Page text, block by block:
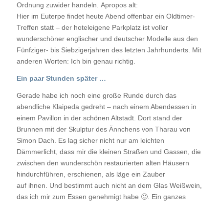
Ordnung zuwider handeln. Apropos alt:
Hier im Euterpe findet heute Abend offenbar ein Oldtimer-
Treffen statt – der hoteleigene Parkplatz ist voller
wunderschöner englischer und deutscher Modelle aus den
Fünfziger- bis Siebzigerjahren des letzten Jahrhunderts. Mit
anderen Worten: Ich bin genau richtig.
Ein paar Stunden später …
Gerade habe ich noch eine große Runde durch das
abendliche Klaipeda gedreht – nach einem Abendessen in
einem Pavillon in der schönen Altstadt. Dort stand der
Brunnen mit der Skulptur des Ännchens von Tharau von
Simon Dach. Es lag sicher nicht nur am leichten
Dämmerlicht, dass mir die kleinen Straßen und Gassen, die
zwischen den wunderschön restaurierten alten Häusern
hindurchführen, erschienen, als läge ein Zauber
auf ihnen. Und bestimmt auch nicht an dem Glas Weißwein,
das ich mir zum Essen genehmigt habe 🙂. Ein ganzes